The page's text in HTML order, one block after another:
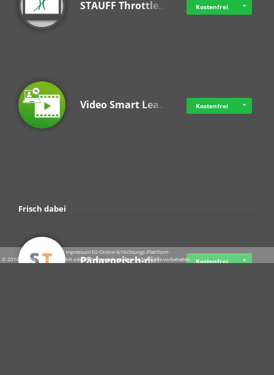
STAUFF Throttle… Kostenfrei
Video Smart Lea… Kostenfrei
Frisch dabei
Pädagogisch-did… Kostenfrei
· · ·Datenschutz ·Impressum EU-Online-Schlichtungs-Plattform·
© 2016 - 2026 SupraTix GmbH oder Partnergesellschaften - Alle Rechte vorbehalten.